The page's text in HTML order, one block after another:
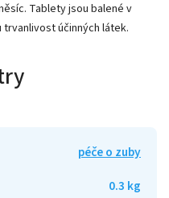
Tablety jsou balené v
účinných látek.
péče o zuby
0.3 kg